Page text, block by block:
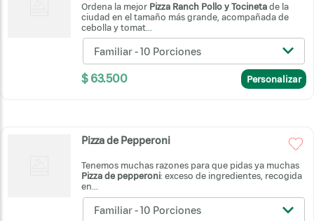
Ordena la mejor Pizza Ranch Pollo y Tocineta de la
ciudad en el tamaño más grande, acompañada de
cebolla y tomat...
Familiar - 10 Porciones
$ 63.500 Personalizar
Pizza de Pepperoni
Tenemos muchas razones para que pidas ya muchas
Pizza de pepperoni: exceso de ingredientes, recogida
en...
Familiar - 10 Porciones